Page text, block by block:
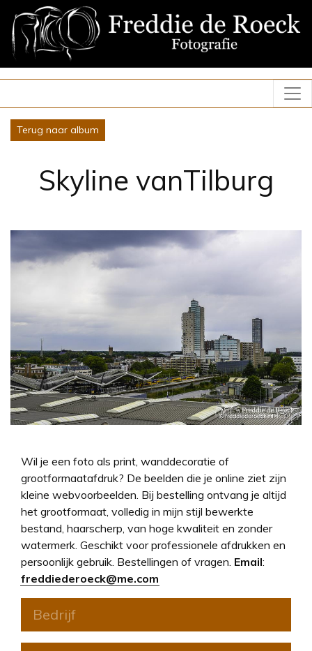
Terug naar album
Skyline vanTilburg
Wil je een foto als print, wanddecoratie of
grootformaatafdruk? De beelden die je online ziet zijn
kleine webvoorbeelden. Bij bestelling ontvang je altijd
het grootformaat, volledig in mijn stijl bewerkte
bestand, haarscherp, van hoge kwaliteit en zonder
watermerk. Geschikt voor professionele afdrukken en
persoonlijk gebruik. Bestellingen of vragen. Email:
freddiederoeck@me.com